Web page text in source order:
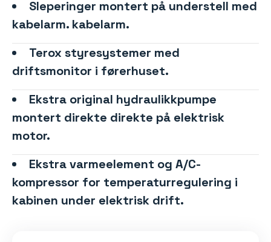
Sleperinger montert på understell med
kabelarm. kabelarm.
Terox styresystemer med
driftsmonitor i førerhuset.
Ekstra original hydraulikkpumpe
montert direkte direkte på elektrisk
motor.
Ekstra varmeelement og A/C-
kompressor for temperaturregulering i
kabinen under elektrisk drift.